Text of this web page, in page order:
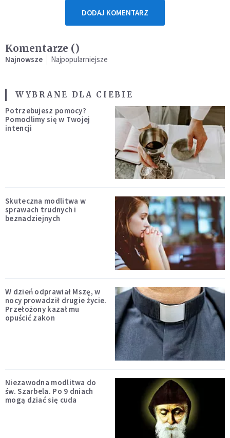
DODAJ KOMENTARZ
Komentarze ()
Najnowsze Najpopularniejsze
WYBRANE DLA CIEBIE
Potrzebujesz pomocy?
Pomodlimy się w Twojej
intencji
Skuteczna modlitwa w
sprawach trudnych i
beznadziejnych
W dzień odprawiał Mszę, w
nocy prowadził drugie życie.
Przełożony kazał mu
opuścić zakon
Niezawodna modlitwa do
św. Szarbela. Po 9 dniach
mogą dziać się cuda